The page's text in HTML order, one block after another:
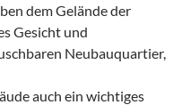
dem Gelände der
Gesicht und
Neubauquartier,
auch ein wichtiges